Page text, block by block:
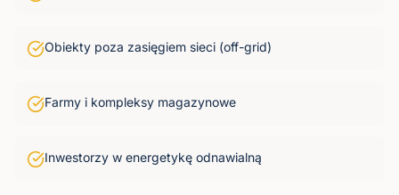
Obiekty poza zasięgiem sieci (off-grid)
Farmy i kompleksy magazynowe
Inwestorzy w energetykę odnawialną